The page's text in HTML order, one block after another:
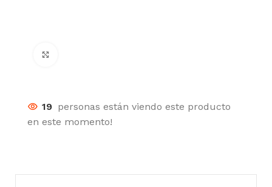
19 personas están viendo este producto
en este momento!